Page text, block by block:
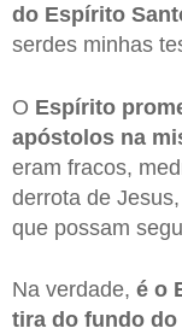
do Espírito
serdes minhas
O Espírito
apóstolos na
eram fracos,
derrota de
que possam
Na verdade, é o
tira do fundo